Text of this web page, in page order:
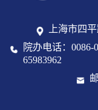
上海市四
院办电话：
65983962